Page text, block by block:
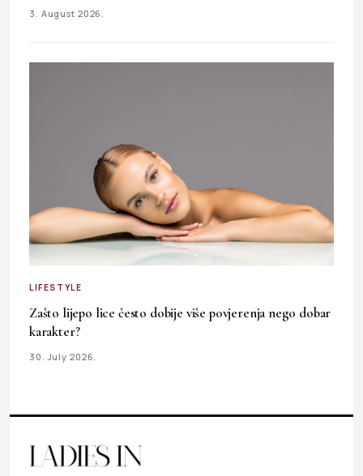
3. August 2026.
LIFESTYLE
Zašto lijepo lice često dobije više povjerenja nego dobar
karakter?
30. July 2026.